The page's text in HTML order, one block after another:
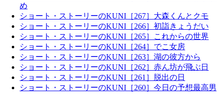
め
ショート・ストーリーのKUNI［267］大森くんとクモ
ショート・ストーリーのKUNI［266］初詣きょうだい
ショート・ストーリーのKUNI［265］これからの世界
ショート・ストーリーのKUNI［264］でこ女房
ショート・ストーリーのKUNI［263］湖の彼方から
ショート・ストーリーのKUNI［262］赤ん坊が飛ぶ日
ショート・ストーリーのKUNI［261］脱出の日
ショート・ストーリーのKUNI［260］今日の予想最高男